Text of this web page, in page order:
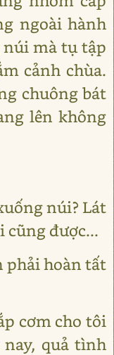
ngoài hành
núi mà tụ tập
cảnh chùa.
chuông bát
lên không
núi? Lát
cũng được...
phải hoàn tất
cơm cho tôi
quả tình